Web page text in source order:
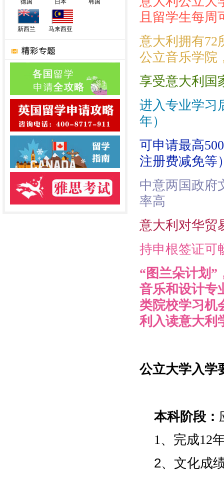
德国 日本 韩国
新西兰 马来西亚
且留学生每周
意大利拥有72
公立音乐学院
享受意大利国
进入专业学习
年）
可申请最高
注册费减免等
中意两国政府
率高
意大利对华贸
持申根签证可
“图兰朵计划”
音乐和设计专
类院校学习机
利入读意大利
公立大学入学
本科阶段 ：
1、完成12
2、文化成